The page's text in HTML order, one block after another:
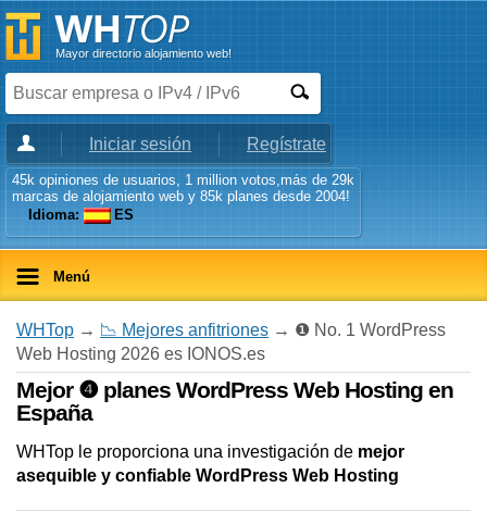
Mayor directorio alojamiento web!
Iniciar sesión Regístrate
45k opiniones de usuarios, 1 million votos,más de 29k
marcas de alojamiento web y 85k planes desde 2004!
Idioma:
ES
Menú
WHTop → 📉 Mejores anfitriones → ❶ No. 1 WordPress
Web Hosting 2026 es IONOS.es
Mejor ❹ planes WordPress Web Hosting en
España
WHTop le proporciona una investigación de mejor
asequible y confiable WordPress Web Hosting